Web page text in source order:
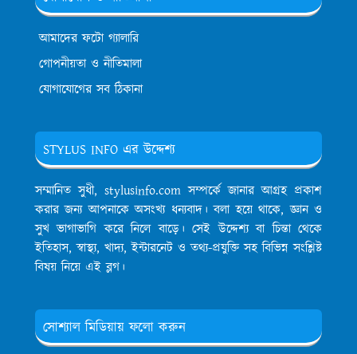
আমাদের ফটো গ্যালারি
গোপনীয়তা ও নীতিমালা
যোগাযোগের সব ঠিকানা
STYLUS INFO এর উদ্দেশ্য
সম্মানিত সুধী, stylusinfo.com সম্পর্কে জানার আগ্রহ প্রকাশ
করার জন্য আপনাকে অসংখ্য ধন্যবাদ। বলা হয়ে থাকে, জ্ঞান ও
সুখ ভাগাভাগি করে নিলে বাড়ে। সেই উদ্দেশ্য বা চিন্তা থেকে
ইতিহাস, স্বাস্থ্য, খাদ্য, ইন্টারনেট ও তথ্য-প্রযুক্তি সহ বিভিন্ন সংশ্লিষ্ট
বিষয় নিয়ে এই ব্লগ।
সোশ্যাল মিডিয়ায় ফলো করুন